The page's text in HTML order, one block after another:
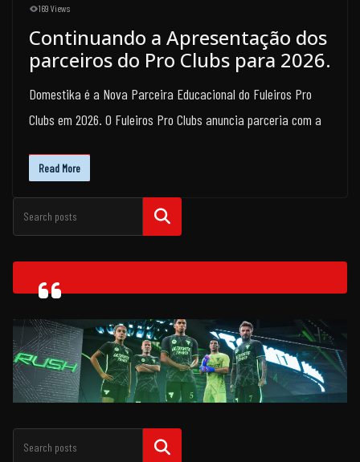
169 Views
Continuando a Apresentação dos
parceiros do Pro Clubs para 2026.
Domestika é a Nova Parceira Educacional do Fuleiros Pro
Clubs em 2026. O Fuleiros Pro Clubs anuncia parceria com a
Read More